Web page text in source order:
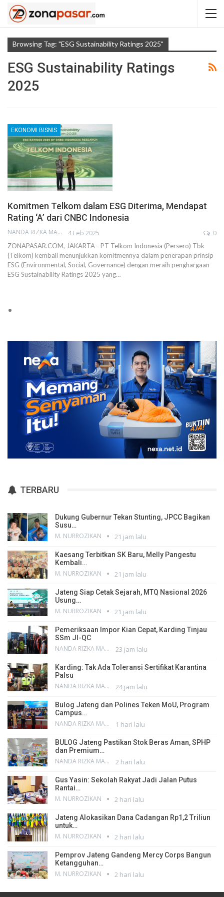
Browsing Tag: "ESG Sustainability Ratings 2025"
ESG Sustainability Ratings
2025
EKONOMI BISNIS
Komitmen Telkom dalam ESG Diterima, Mendapat
Rating ‘A’ dari CNBC Indonesia
NANDA RIZKA MAHENDRA 4 Feb 2025 0
ZONAPASAR.COM, JAKARTA - PT Telkom Indonesia (Persero) Tbk
(Telkom) kembali menunjukkan komitmennya dalam penerapan prinsip
ESG (Environmental, Social, Governance) dengan meraih penghargaan
ESG Sustainability Ratings 2025 yang…
TERBARU
Dukung Gubernur Tekan Stunting, JPCC Bagikan
Susu…
M. NURROZIKAN 21 jam lalu
Kaesang Terbitkan SK Baru, Melly Pangestu
Kembali…
M. NURROZIKAN 21 jam lalu
Jateng Siap Cetak Sejarah, MTQ Nasional 2026
Usung…
M. NURROZIKAN 21 jam lalu
Pemeriksaan Impor Kian Cepat, Karding Tinjau
SSm JI-QC
NANDA RIZKA MAHENDRA 23 jam lalu
Karding: Tak Ada Toleransi Sertifikat Karantina
Palsu
NANDA RIZKA MAHENDRA 24 jam lalu
Bulog Jateng dan Polines Teken MoU, Program
Campus…
NANDA RIZKA MAHENDRA 1 hari lalu
BULOG Jateng Pastikan Stok Beras Aman, SPHP
dan Premium…
NANDA RIZKA MAHENDRA 2 hari lalu
Gus Yasin: Sekolah Rakyat Jadi Jalan Putus
Rantai…
M. NURROZIKAN 2 hari lalu
Jateng Alokasikan Dana Cadangan Rp1,2 Triliun
untuk…
M. NURROZIKAN 2 hari lalu
Pemprov Jateng Gandeng Mercy Corps Bangun
Ketangguhan…
M. NURROZIKAN 2 hari lalu